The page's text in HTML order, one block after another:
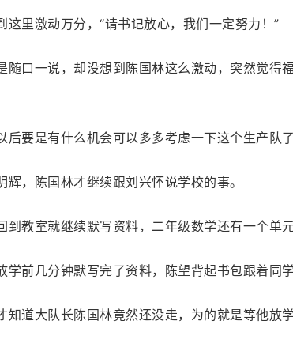
这里激动万分，“请书记放心，我们一定努力！”
随口一说，却没想到陈国林这么激动，突然觉得
后要是有什么机会可以多多考虑一下这个生产队了
辉，陈国林才继续跟刘兴怀说学校的事。
到教室就继续默写资料，二年级数学还有一个单
学前几分钟默写完了资料，陈望背起书包跟着同学
知道大队长陈国林竟然还没走，为的就是等他放